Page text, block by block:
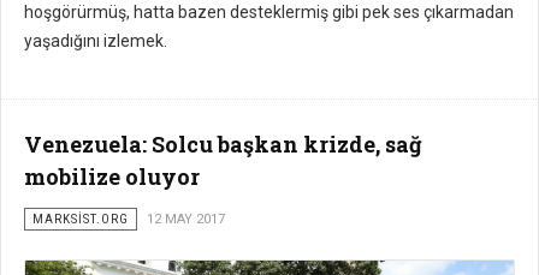
hoşgörürmüş, hatta bazen desteklermiş gibi pek ses çıkarmadan
yaşadığını izlemek.
Venezuela: Solcu başkan krizde, sağ
mobilize oluyor
MARKSİST.ORG 12 MAY 2017